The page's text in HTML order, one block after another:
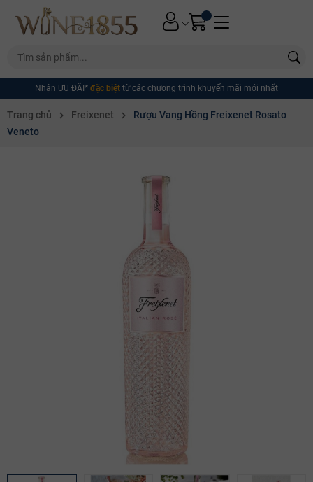
Nhận ƯU ĐÃI* đặc biệt từ các chương trình khuyến mãi mới nhất
Trang chủ Freixenet
Rượu Vang Hồng Freixenet Rosato
Veneto